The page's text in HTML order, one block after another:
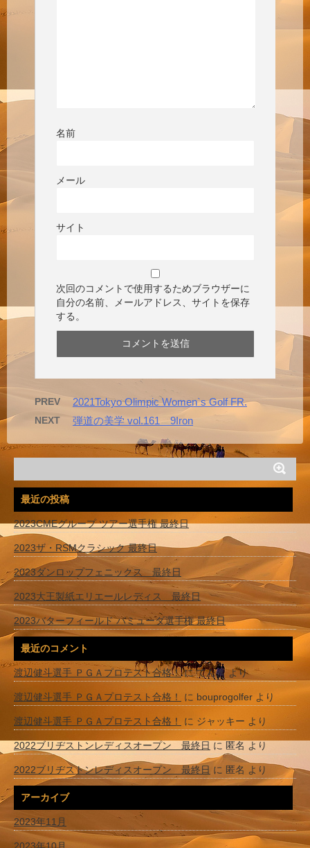
名前
メール
サイト
次回のコメントで使用するためブラウザーに
自分の名前、メールアドレス、サイトを保存
する。
PREV 2021Tokyo Olimpic Women`s Golf FR.
NEXT 弾道の美学 vol.161 9Iron
最近の投稿
2023CMEグループ ツアー選手権 最終日
2023ザ・RSMクラシック 最終日
2023ダンロップフェニックス 最終日
2023大王製紙エリエールレディス 最終日
2023バターフィールド バミューダ選手権 最終日
最近のコメント
渡辺健斗選手 ＰＧＡプロテスト合格！にてんきより
渡辺健斗選手 ＰＧＡプロテスト合格！ に bouprogolfer より
渡辺健斗選手 ＰＧＡプロテスト合格！ に ジャッキー より
2022ブリヂストンレディスオープン 最終日 に 匿名 より
2022ブリヂストンレディスオープン 最終日 に 匿名 より
アーカイブ
2023年11月